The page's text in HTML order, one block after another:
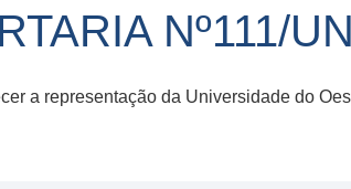
Nº111/
a representação da Universidade do